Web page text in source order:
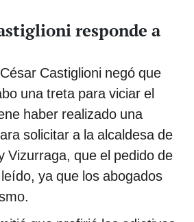
responde a
Castiglioni negó que
una treta para viciar el
haber realizado una
solicitar a la alcaldesa de
Vizurraga, que el pedido de
ya que los abogados